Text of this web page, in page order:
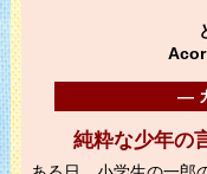
―
純粋な少年の